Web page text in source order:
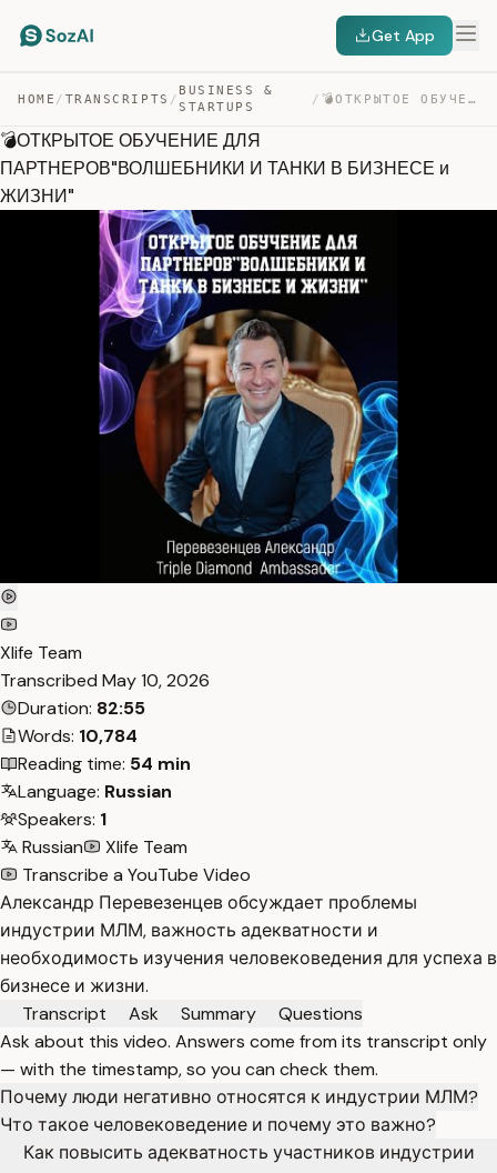
Get App
HOME / TRANSCRIPTS /
BUSINESS &
STARTUPS
/ 💣ОТКРЫТОЕ ОБУЧЕНИЕ ДЛЯ ПАРТНЕРОВ”ВОЛШЕБНИКИ И ТАНКИ В Б… — TRANSCRIPT
💣ОТКРЫТОЕ ОБУЧЕНИЕ ДЛЯ
ПАРТНЕРОВ"ВОЛШЕБНИКИ И ТАНКИ В БИЗНЕСЕ и
ЖИЗНИ"
Xlife Team
Transcribed May 10, 2026
Duration: 82:55
Words: 10,784
Reading time: 54 min
Language: Russian
Speakers: 1
Russian
Xlife Team
Transcribe a YouTube Video
Александр Перевезенцев обсуждает проблемы
индустрии МЛМ, важность адекватности и
необходимость изучения человековедения для успеха в
бизнесе и жизни.
Transcript
Ask Summary
Questions
Ask about this video. Answers come from its transcript only
— with the timestamp, so you can check them.
Почему люди негативно относятся к индустрии МЛМ?
Что такое человековедение и почему это важно?
Как повысить адекватность участников индустрии